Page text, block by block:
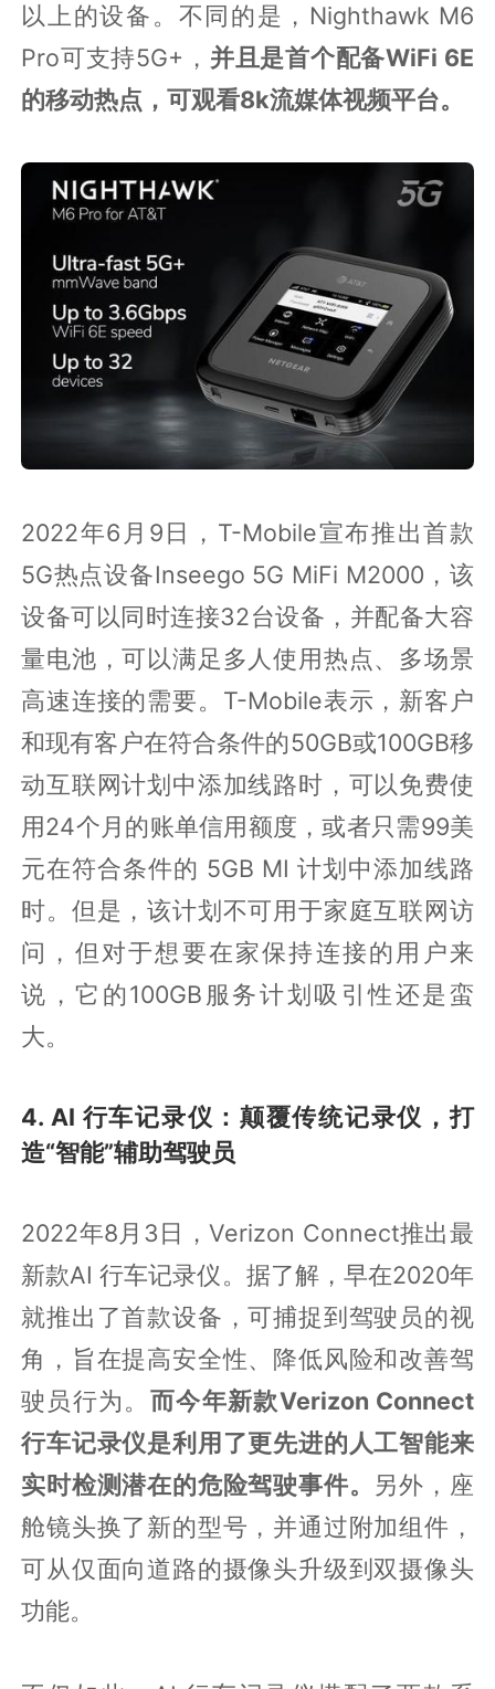
以上的设备。不同的是，Nighthawk M6
Pro可支持5G+， 并且是首个配备WiFi 6E
的移动热点，可观看8k流媒体视频平台。
2022年6月9日，T-Mobile宣布推出首款
5G热点设备Inseego 5G MiFi M2000，该
设备可以同时连接32台设备，并配备大容
量电池，可以满足多人使用热点、多场景
高速连接的需要。T-Mobile表示，新客户
和现有客户在符合条件的50GB或100GB移
动互联网计划中添加线路时，可以免费使
用24个月的账单信用额度，或者只需99美
元在符合条件的 5GB MI 计划中添加线路
时。但是，该计划不可用于家庭互联网访
问，但对于想要在家保持连接的用户来
说，它的100GB服务计划吸引性还是蛮
大。
4. AI 行车记录仪：颠覆传统记录仪，打
造“智能”辅助驾驶员
2022年8月3日，Verizon Connect推出最
新款AI 行车记录仪。据了解，早在2020年
就推出了首款设备，可捕捉到驾驶员的视
角，旨在提高安全性、降低风险和改善驾
驶员行为。 而今年新款Verizon Connect
行车记录仪是利用了更先进的人工智能来
实时检测潜在的危险驾驶事件。 另外，座
舱镜头换了新的型号，并通过附加组件，
可从仅面向道路的摄像头升级到双摄像头
功能。